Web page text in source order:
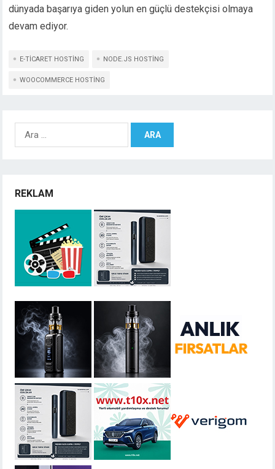
dünyada başarıya giden yolun en güçlü destekçisi olmaya
devam ediyor.
E-TICARET HOSTING NODE.JS HOSTING
WOOCOMMERCE HOSTING
Arama:
REKLAM